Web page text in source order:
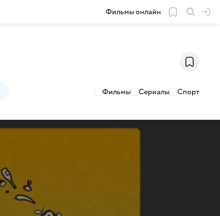
Фильмы онлайн
Фильмы Сериалы Спорт